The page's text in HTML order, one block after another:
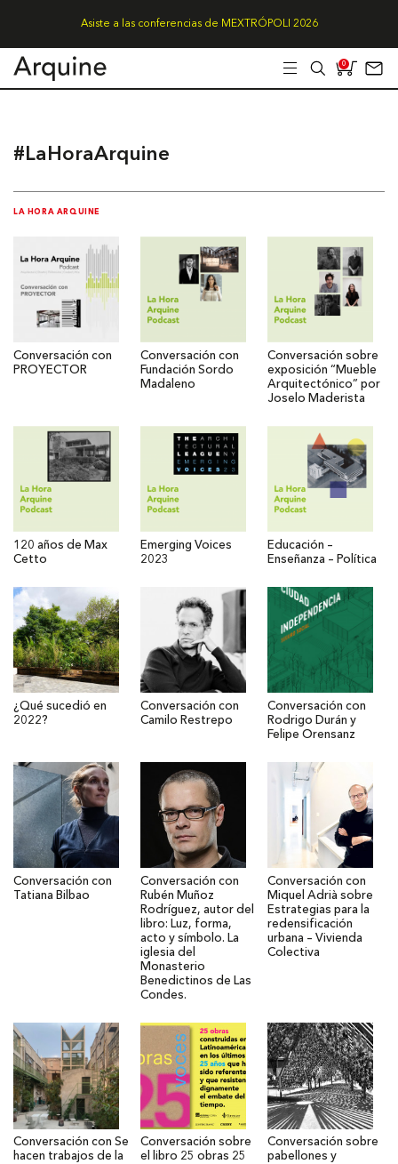
Asiste a las conferencias de MEXTRÓPOLI 2026
0
#LaHoraArquine
LA HORA ARQUINE
Conversación con
PROYECTOR
Conversación con
Fundación Sordo
Madaleno
Conversación sobre
exposición “Mueble
Arquitectónico” por
Joselo Maderista
120 años de Max
Cetto
Emerging Voices
2023
Educación –
Enseñanza – Política
¿Qué sucedió en
2022?
Conversación con
Camilo Restrepo
Conversación con
Rodrigo Durán y
Felipe Orensanz
Conversación con
Tatiana Bilbao
Conversación con
Rubén Muñoz
Rodríguez, autor del
libro: Luz, forma,
acto y símbolo. La
iglesia del
Monasterio
Benedictinos de Las
Condes.
Conversación con
Miquel Adrià sobre
Estrategias para la
redensificación
urbana – Vivienda
Colectiva
Conversación con Se
hacen trabajos de la
Conversación sobre
el libro 25 obras 25
Conversación sobre
pabellones y